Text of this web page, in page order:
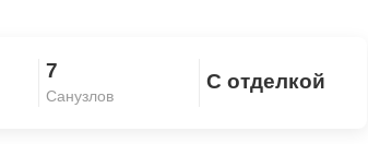
Скопировать ссылку
7
Санузлов
С отделкой